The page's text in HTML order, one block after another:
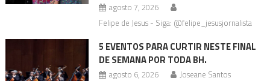
agosto 7, 2026
Felipe de Jesus - Siga: @felipe_jesusjornalista
5 EVENTOS PARA CURTIR NESTE FINAL
DE SEMANA POR TODA BH.
agosto 6, 2026 Joseane Santos